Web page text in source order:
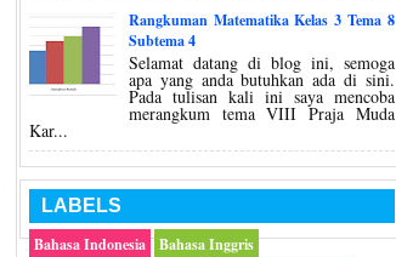
Rangkuman Matematika Kelas 3 Tema 8
Subtema 4
Selamat datang di blog ini, semoga
apa yang anda butuhkan ada di sini.
Pada tulisan kali ini saya mencoba
merangkum tema VIII Praja Muda
Kar...
LABELS
Bahasa Indonesia
Bahasa Inggris